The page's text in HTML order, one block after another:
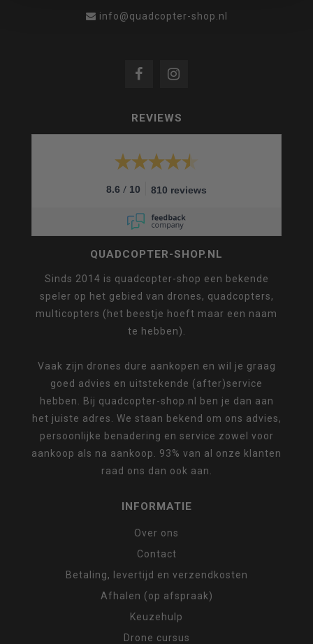
info@quadcopter-shop.nl
REVIEWS
8.6 / 10 810 reviews
QUADCOPTER-SHOP.NL
Sinds 2014 is quadcopter-shop een bekende
speler op het gebied van drones, quadcopters,
multicopters (het beestje hoeft maar een naam
te hebben).
Vaak zijn drones dure aankopen en wil je graag
goed advies en uitstekende (after)service
hebben. Bij quadcopter-shop.nl ben je dan aan
het juiste adres. We staan bekend om ons advies,
persoonlijke benadering en service zowel voor
aankoop als na aankoop. 93% van al onze klanten
raad ons dan ook aan.
INFORMATIE
Over ons
Contact
Betaling, levertijd en verzendkosten
Afhalen (op afspraak)
Keuzehulp
Drone cursus